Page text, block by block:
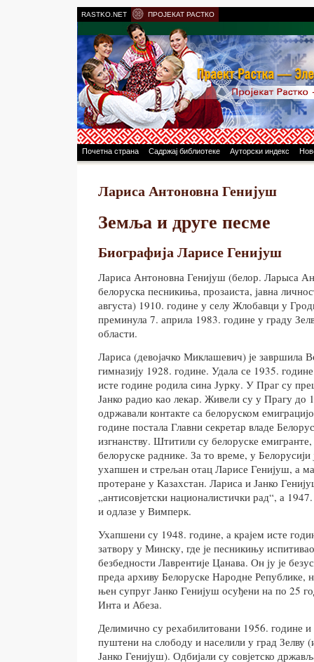
RASTKO.NET ПРОЈЕКАТ РАСТКО
Почетна страна Садржај библиотеке Ауторски индекс
Лариса Антоновна Генијуш
Земља и друге песме
Биографија Ларисе Генијуш
Лариса Антоновна Генијуш (белор. Ларыса
белоруска песникиња, прозаиста, јавна
августа) 1910. године у селу Жлобавци у
преминула 7. априла 1983. године у граду
области.
Лариса (девојачко Миклашевич) је завршила
гимназију 1928. године. Удала се 1935.
исте године родила сина Јурку. У Праг су
Јанко радио као лекар. Живели су у Прагу до
одржавали контакте са белоруском
године постала Главни секретар владе
изгнанству. Штитили су белоруске
белоруске раднике. За то време, у Белорусији
ухапшен и стрељан отац Ларисе Генијуш, а
протеране у Казахстан. Лариса и Јанко
„антисовјетски националистички рад“, а
и одлазе у Вимперк.
Ухапшени су 1948. године, а крајем исте
затвору у Минску, где је песникињу
безбедности Лаврентије Цанава. Он ју је
преда архиву Белоруске Народне Републике,
њен супруг Јанко Генијуш осуђени на по 25
Инта и Абеза.
Делимично су рехабилитовани 1956. године и
пуштени на слободу и населили у град Зелву
Јанко Генијуш). Одбијали су совјетско